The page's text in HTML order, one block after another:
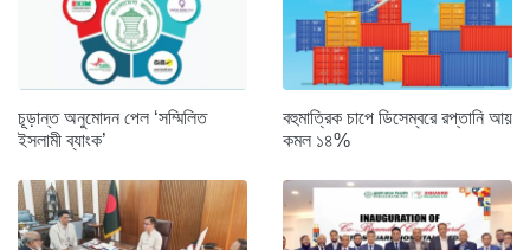
চূড়ান্ত অনুমোদন পেল ‘সম্মিলিত
ইসলামী ব্যাংক’
বহুমাত্রিক চাপে ডিসেম্বরে রপ্তানি আয়
কমল ১৪%